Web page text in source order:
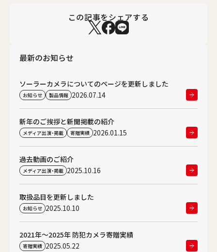
この記事をシェアする
最新のお知らせ
ソーラーカメラについてのページを更新しました
お知らせ 製品情報 2026.07.14
新年のご挨拶と新聞掲載の紹介
メディア出演・掲載 寄贈実績 2026.01.15
過去動画のご紹介
メディア出演・掲載 2025.10.16
取扱品目を更新しました
お知らせ 2025.10.10
2021年〜2025年 防犯カメラ寄贈実績
寄贈実績 2025.05.22